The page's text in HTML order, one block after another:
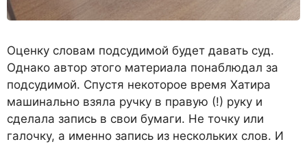
Оценку словам подсудимой будет давать суд.
Однако автор этого материала понаблюдал за
подсудимой. Спустя некоторое время Хатира
машинально взяла ручку в правую (!) руку и
сделала запись в свои бумаги. Не точку или
галочку, а именно запись из нескольких слов. И